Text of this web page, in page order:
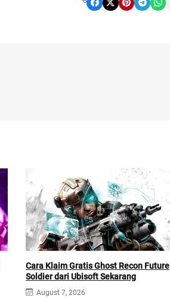
Share on Facebook Share on X Share on Pinterest Share on Telegram Share on WhatsApp
Cara Klaim Gratis Ghost Recon Future
Soldier dari Ubisoft Sekarang
August 7, 2026